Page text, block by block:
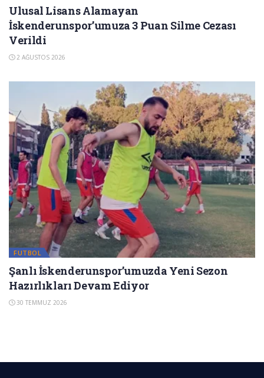
Ulusal Lisans Alamayan
İskenderunspor’umuza 3 Puan Silme Cezası
Verildi
2 AĞUSTOS 2026
FUTBOL
Şanlı İskenderunspor’umuzda Yeni Sezon
Hazırlıkları Devam Ediyor
30 TEMMUZ 2026